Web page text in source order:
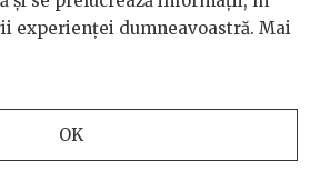
de
BRD GROUPE SOCIÉTÉ
experienței dumneavoastră. Mai
OK